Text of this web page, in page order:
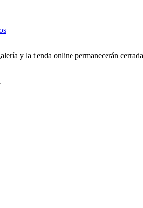
y la tienda online permanecerán